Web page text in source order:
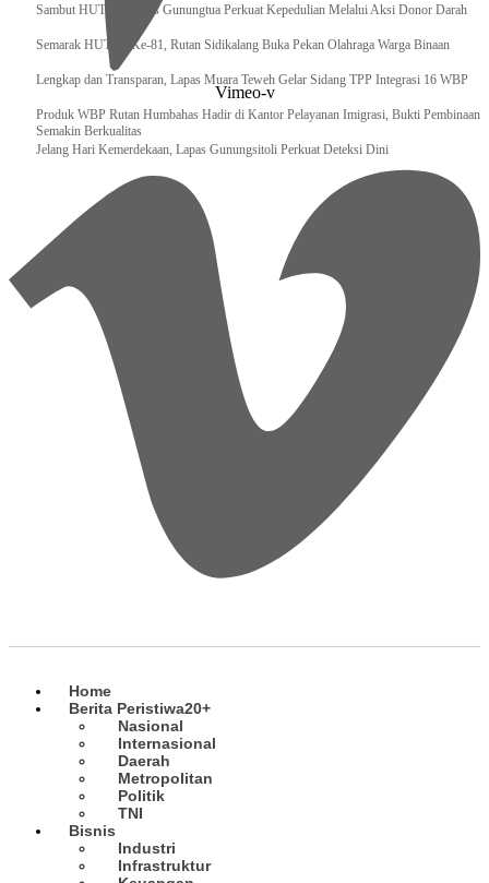
Sambut HUT RI, Lapas Gunungtua Perkuat Kepedulian Melalui Aksi Donor Darah
Semarak HUT RI Ke-81, Rutan Sidikalang Buka Pekan Olahraga Warga Binaan
Lengkap dan Transparan, Lapas Muara Teweh Gelar Sidang TPP Integrasi 16 WBP
Produk WBP Rutan Humbahas Hadir di Kantor Pelayanan Imigrasi, Bukti Pembinaan
Semakin Berkualitas
Jelang Hari Kemerdekaan, Lapas Gunungsitoli Perkuat Deteksi Dini
Vimeo-v
Home
Berita Peristiwa20+
Nasional
Internasional
Daerah
Metropolitan
Politik
TNI
Bisnis
Industri
Infrastruktur